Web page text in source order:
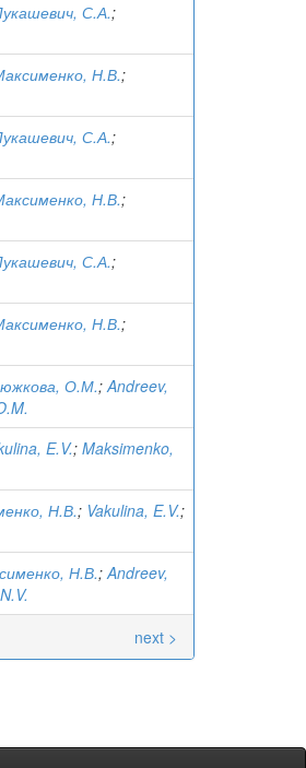
С.А.;
Н.В.;
С.А.;
Н.В.;
С.А.;
Н.В.;
О.М.;Andreev,
E.V.; Maksimenko,
Н.В.; Vakulina, E.V.;
Н.В.;Andreev,
next >